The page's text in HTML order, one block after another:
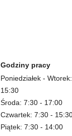
Godziny pracy
Poniedziałek -
15:30
Środa: 7:30 - 17:00
Czwartek: 7:30 -
Piątek: 7:30 - 14:00